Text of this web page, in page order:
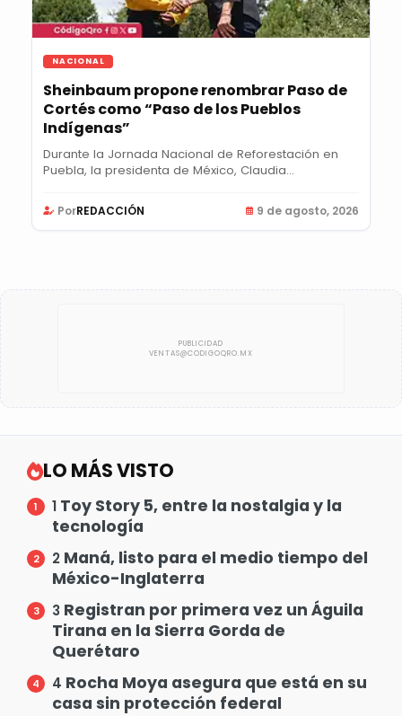
NACIONAL
Sheinbaum propone renombrar Paso de
Cortés como “Paso de los Pueblos
Indígenas”
Durante la Jornada Nacional de Reforestación en
Puebla, la presidenta de México, Claudia
PorREDACCIÓN 9 de agosto, 2026
LO MÁS VISTO
1 Toy Story 5, entre la nostalgia y la
tecnología
2 Maná, listo para el medio tiempo del
México-Inglaterra
3 Registran por primera vez un Águila
Tirana en la Sierra Gorda de
Querétaro
4 Rocha Moya asegura que está en su
casa sin protección federal